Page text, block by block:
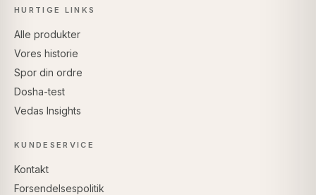
HURTIGE LINKS
Alle produkter
Vores historie
Spor din ordre
Dosha-test
Vedas Insights
KUNDESERVICE
Kontakt
Forsendelsespolitik